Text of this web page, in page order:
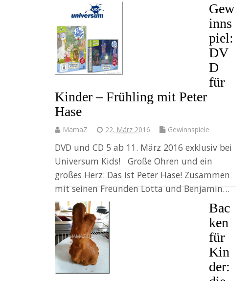
Weiter
Gew
inns
piel:
DV
D
für
Kinder – Frühling mit Peter
Hase
MamaZ 22. März 2016 Gewinnspiele
DVD und CD 5 ab 11. März 2016 exklusiv bei
Universum Kids! Große Ohren und ein
großes Herz: Das ist Peter Hase! Zusammen
mit seinen Freunden Lotta und Benjamin…
Weiter
Bac
ken
für
Kin
der: